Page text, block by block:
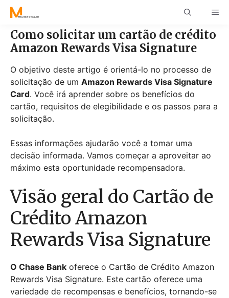
Skip
content
Como solicitar um cartão de crédito
Amazon Rewards Visa Signature
O objetivo deste artigo é orientá-lo no processo de
solicitação de um Amazon Rewards Visa Signature
Card. Você irá aprender sobre os benefícios do
cartão, requisitos de elegibilidade e os passos para a
solicitação.
Essas informações ajudarão você a tomar uma
decisão informada. Vamos começar a aproveitar ao
máximo esta oportunidade recompensadora.
Visão geral do Cartão de
Crédito Amazon
Rewards Visa Signature
O Chase Bank oferece o Cartão de Crédito Amazon
Rewards Visa Signature. Este cartão oferece uma
variedade de recompensas e benefícios, tornando-se